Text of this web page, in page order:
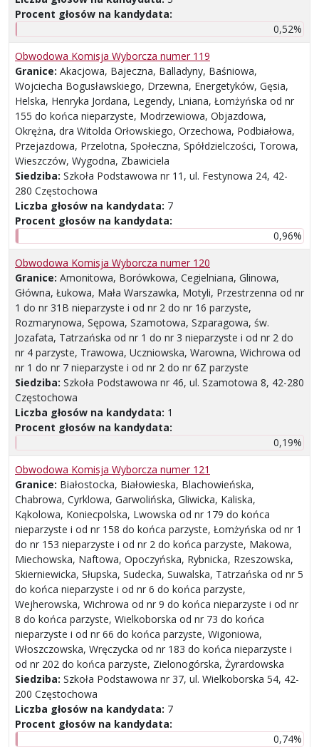
Procent głosów na kandydata:
0,52%
Obwodowa Komisja Wyborcza numer 119
Granice: Akacjowa, Bajeczna, Balladyny, Baśniowa,
Wojciecha Bogusławskiego, Drzewna, Energetyków, Gęsia,
Helska, Henryka Jordana, Legendy, Lniana, Łomżyńska od nr
155 do końca nieparzyste, Modrzewiowa, Objazdowa,
Okrężna, dra Witolda Orłowskiego, Orzechowa, Podbiałowa,
Przejazdowa, Przelotna, Społeczna, Spółdzielczości, Torowa,
Wieszczów, Wygodna, Zbawiciela
Siedziba: Szkoła Podstawowa nr 11, ul. Festynowa 24, 42-
280 Częstochowa
Liczba głosów na kandydata: 7
Procent głosów na kandydata:
0,96%
Obwodowa Komisja Wyborcza numer 120
Granice: Amonitowa, Borówkowa, Cegielniana, Glinowa,
Główna, Łukowa, Mała Warszawka, Motyli, Przestrzenna od nr
1 do nr 31B nieparzyste i od nr 2 do nr 16 parzyste,
Rozmarynowa, Sępowa, Szamotowa, Szparagowa, św.
Jozafata, Tatrzańska od nr 1 do nr 3 nieparzyste i od nr 2 do
nr 4 parzyste, Trawowa, Uczniowska, Warowna, Wichrowa od
nr 1 do nr 7 nieparzyste i od nr 2 do nr 6Z parzyste
Siedziba: Szkoła Podstawowa nr 46, ul. Szamotowa 8, 42-280
Częstochowa
Liczba głosów na kandydata: 1
Procent głosów na kandydata:
0,19%
Obwodowa Komisja Wyborcza numer 121
Granice: Białostocka, Białowieska, Blachowieńska,
Chabrowa, Cyrklowa, Garwolińska, Gliwicka, Kaliska,
Kąkolowa, Koniecpolska, Lwowska od nr 179 do końca
nieparzyste i od nr 158 do końca parzyste, Łomżyńska od nr 1
do nr 153 nieparzyste i od nr 2 do końca parzyste, Makowa,
Miechowska, Naftowa, Opoczyńska, Rybnicka, Rzeszowska,
Skierniewicka, Słupska, Sudecka, Suwalska, Tatrzańska od nr 5
do końca nieparzyste i od nr 6 do końca parzyste,
Wejherowska, Wichrowa od nr 9 do końca nieparzyste i od nr
8 do końca parzyste, Wielkoborska od nr 73 do końca
nieparzyste i od nr 66 do końca parzyste, Wigoniowa,
Włoszczowska, Wręczycka od nr 183 do końca nieparzyste i
od nr 202 do końca parzyste, Zielonogórska, Żyrardowska
Siedziba: Szkoła Podstawowa nr 37, ul. Wielkoborska 54, 42-
200 Częstochowa
Liczba głosów na kandydata: 7
Procent głosów na kandydata:
0,74%